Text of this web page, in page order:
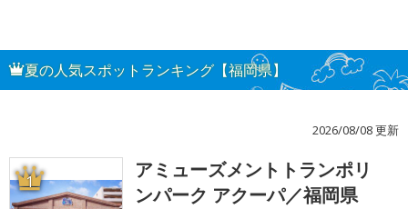
夏の人気スポットランキング【福岡県】
2026/08/08 更新
1
アミューズメントトランポリ
ンパーク アクーパ／福岡県